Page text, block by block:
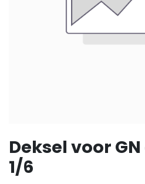
Deksel voor
1/6